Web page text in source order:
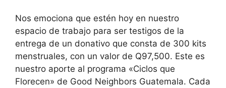
Nos emociona que estén hoy en nuestro
espacio de trabajo para ser testigos de la
entrega de un donativo que consta de 300 kits
menstruales, con un valor de Q97,500. Este es
nuestro aporte al programa «Ciclos que
Florecen» de Good Neighbors Guatemala. Cada